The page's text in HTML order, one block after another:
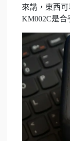
來講，東西
KM002C是合